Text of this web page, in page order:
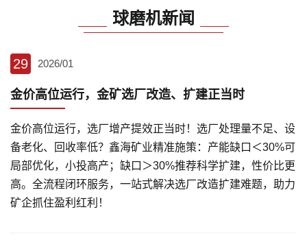
球磨机新闻
29 2026/01
金价高位运行，金矿选厂改造、扩建正当时
金价高位运行，选厂增产提效正当时！选厂处理量不足、设
备老化、回收率低？鑫海矿业精准施策：产能缺口＜30%可
局部优化，小投高产；缺口＞30%推荐科学扩建，性价比更
高。全流程闭环服务，一站式解决选厂改造扩建难题，助力
矿企抓住盈利红利！